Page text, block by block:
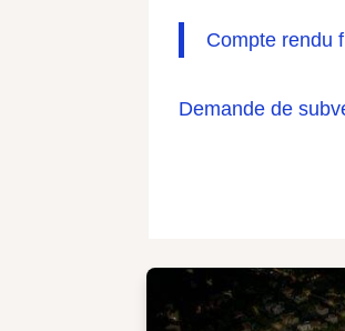
Compte rendu
Demande de